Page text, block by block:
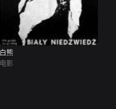
白熊
电影